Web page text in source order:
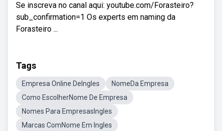
Se inscreva no canal aqui: youtube.com/Forasteiro?
sub_confirmation=1 Os experts em naming da
Forasteiro ...
Tags
Empresa Online DeIngles
NomeDa Empresa
Como EscolherNome De Empresa
Nomes Para EmpresasIngles
Marcas ComNome Em Ingles